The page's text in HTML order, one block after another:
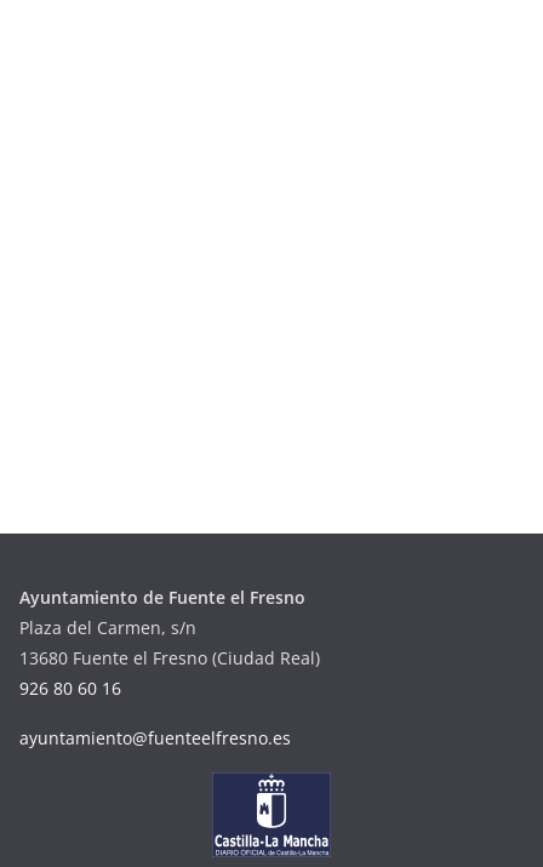
Ayuntamiento de Fuente el Fresno
Plaza del Carmen, s/n
13680 Fuente el Fresno (Ciudad Real)
926 80 60 16
ayuntamiento@fuenteelfresno.es